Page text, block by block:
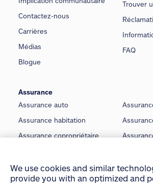
Contactez-nous
Carrières
Médias
Blogue
Trouver
FAQ
Assurance
Assurance auto
Assurance habitation
Assurance copropriétaire
Assurance locateur
We use cookies and similar
provide you with an optimized and